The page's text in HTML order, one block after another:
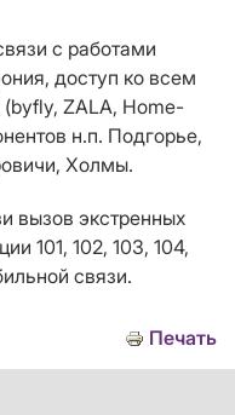
с работами
доступ ко всем
ZALA, Home-
н.п. Подгорье,
Холмы.
вызов экстренных
101, 102, 103, 104,
связи.
Печать